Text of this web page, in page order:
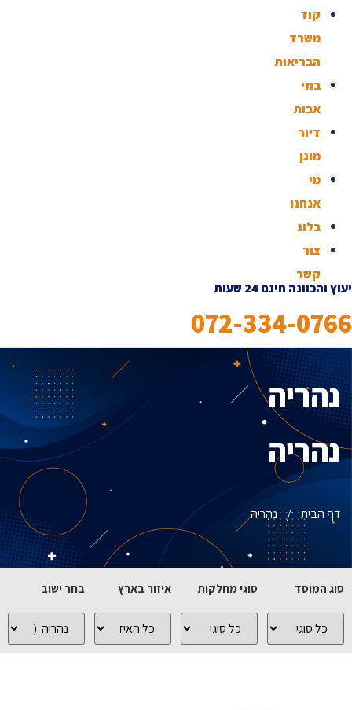
קוד
משרד
הבריאות
בתי
אבות
דיור
מוגן
מי
אנחנו
בלוג
צור
קשר
יעוץ והכוונה חינם 24 שעות
072-334-0766
נהריה
נהריה
דף הבית/נהריה
סוג המוסד
כל
סוגי
המוסדות
סוגי מחלקות
כל
סוגי
המחלקות
איזור בארץ
כל
האיזורים
בארץ
בחר ישוב
כל
הישובים